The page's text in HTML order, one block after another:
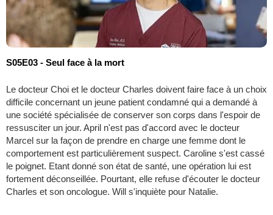
S05E03 - Seul face à la mort
Le docteur Choi et le docteur Charles doivent faire face à un choix
difficile concernant un jeune patient condamné qui a demandé à
une société spécialisée de conserver son corps dans l'espoir de
ressusciter un jour. April n'est pas d'accord avec le docteur
Marcel sur la façon de prendre en charge une femme dont le
comportement est particulièrement suspect. Caroline s'est cassé
le poignet. Etant donné son état de santé, une opération lui est
fortement déconseillée. Pourtant, elle refuse d'écouter le docteur
Charles et son oncologue. Will s'inquiète pour Natalie.